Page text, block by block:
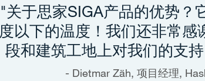
"关于思家SIGA产品的优势？
度以下的温度！我们还非常
段和建筑工地上对我们的支
Dietmar Zäh, 项目经理,